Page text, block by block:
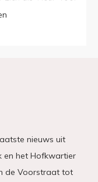
nieuws uit
en het Hofkwartier
de Voorstraat tot